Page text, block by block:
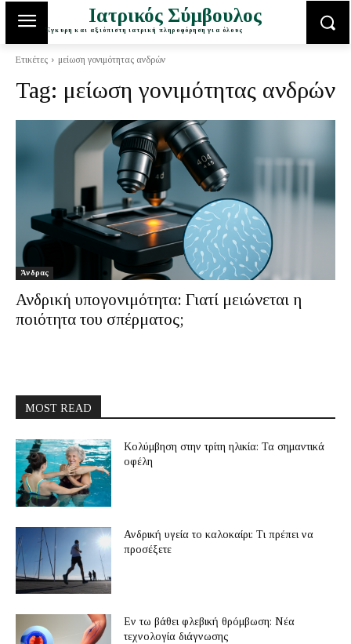
Ιατρικός Σύμβουλος
Έγκυρη και αξιόπιστη ιατρική πληροφόρηση για όλους
Ετικέτες μείωση γονιμότητας ανδρών
Tag: μείωση γονιμότητας ανδρών
Άνδρας
Ανδρική υπογονιμότητα: Γιατί μειώνεται η
ποιότητα του σπέρματος;
MOST READ
Κολύμβηση στην τρίτη ηλικία: Τα σημαντικά
οφέλη
Ανδρική υγεία το καλοκαίρι: Τι πρέπει να
προσέξετε
Εν τω βάθει φλεβική θρόμβωση: Νέα
τεχνολογία διάγνωσης